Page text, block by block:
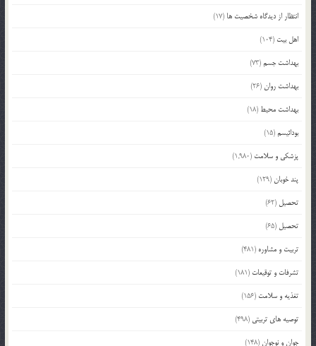
انتظار از دیدگاه شخصیت ها (17)
اهل بیت (104)
بهداشت جسم(73)
بهداشت روان(26)
بهداشت محیط (18)
بودائیسم(15)
پزشکی و سلامت (1,980)
پند خوبان(129)
تحصیل (62)
تحصیل (65)
تربیت و مشاوره (481)
تشرفات و توقیعات (181)
تغذیه و سلامت (156)
توصیه های تربیتی (498)
جوان و نوجوان(148)